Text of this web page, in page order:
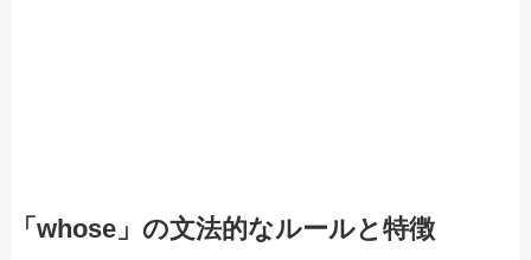
「whose」の文法的なルールと特徴